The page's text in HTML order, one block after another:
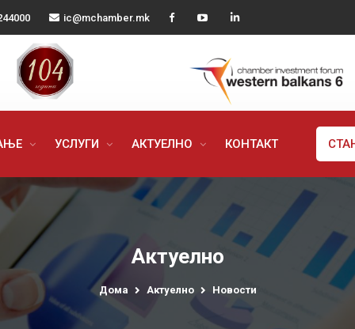
ic@mchamber.mk
УСЛУГИ АКТУЕЛНО КОНТАКТ
Актуелно
Дома Актуелно Новости